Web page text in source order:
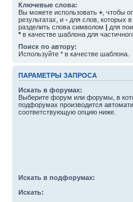
Ключевые слова:
Вы можете использовать + , чтобы
результатах, и - для слов, которых
разделить слова символом | для
* в качестве шаблона для
Поиск по автору:
Используйте * в качестве шаблона.
ПАРАМЕТРЫ ЗАПРОСА
Искать в форумах:
Выберите форум или форумы, в
подфорумах производится
соответствующую опцию ниже.
Искать в подфорумах:
Искать: